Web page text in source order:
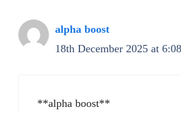
alpha boost
18th December 2025 at
**alpha boost**